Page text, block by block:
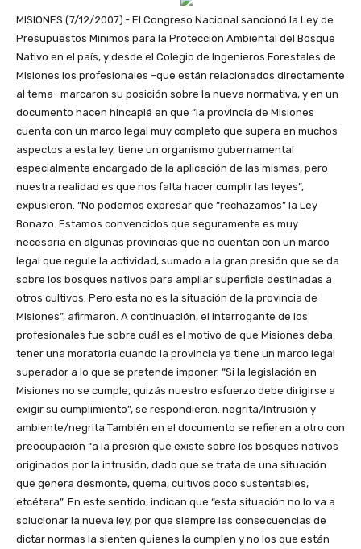
MISIONES (7/12/2007).- El Congreso Nacional sancionó la Ley de
Presupuestos Mínimos para la Protección Ambiental del Bosque
Nativo en el país, y desde el Colegio de Ingenieros Forestales de
Misiones los profesionales –que están relacionados directamente
al tema- marcaron su posición sobre la nueva normativa, y en un
documento hacen hincapié en que “la provincia de Misiones
cuenta con un marco legal muy completo que supera en muchos
aspectos a esta ley, tiene un organismo gubernamental
especialmente encargado de la aplicación de las mismas, pero
nuestra realidad es que nos falta hacer cumplir las leyes”,
expusieron. “No podemos expresar que “rechazamos” la Ley
Bonazo. Estamos convencidos que seguramente es muy
necesaria en algunas provincias que no cuentan con un marco
legal que regule la actividad, sumado a la gran presión que se da
sobre los bosques nativos para ampliar superficie destinadas a
otros cultivos. Pero esta no es la situación de la provincia de
Misiones”, afirmaron. A continuación, el interrogante de los
profesionales fue sobre cuál es el motivo de que Misiones deba
tener una moratoria cuando la provincia ya tiene un marco legal
superador a lo que se pretende imponer. “Si la legislación en
Misiones no se cumple, quizás nuestro esfuerzo debe dirigirse a
exigir su cumplimiento”, se respondieron. negrita/Intrusión y
ambiente/negrita También en el documento se refieren a otro con
preocupación “a la presión que existe sobre los bosques nativos
originados por la intrusión, dado que se trata de una situación
que genera desmonte, quema, cultivos poco sustentables,
etcétera”. En este sentido, indican que “esta situación no lo va a
solucionar la nueva ley, por que siempre las consecuencias de
dictar normas la sienten quienes la cumplen y no los que están